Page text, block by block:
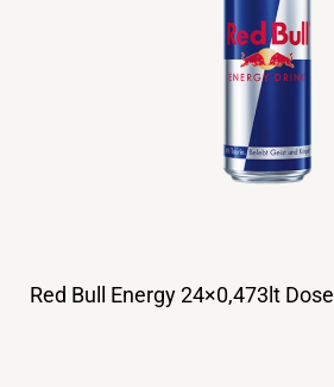
Red Bull Energy 24×0,473lt Dose